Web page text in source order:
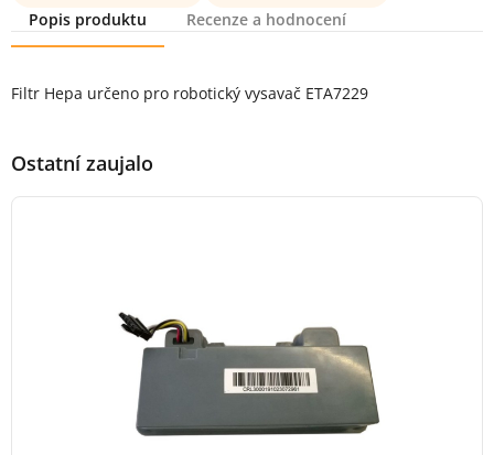
Popis produktu
Recenze a hodnocení
Filtr Hepa určeno pro robotický vysavač ETA7229
Ostatní zaujalo